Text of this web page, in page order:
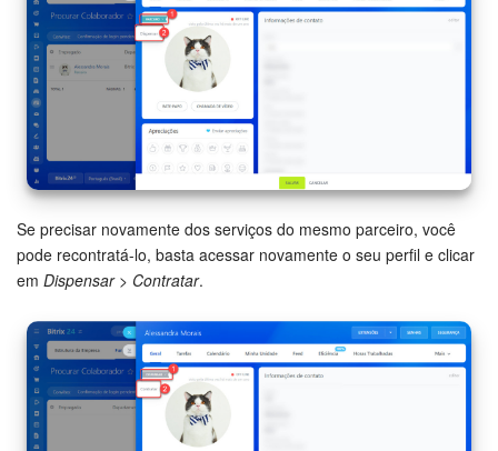
Se precisar novamente dos serviços do mesmo parceiro, você
pode recontratá-lo, basta acessar novamente o seu perfil e clicar
em Dispensar > Contratar.